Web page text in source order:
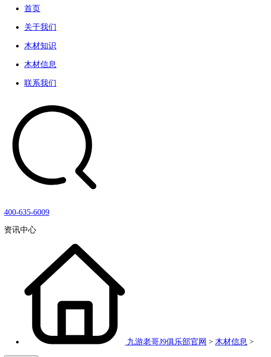
首页
关于我们
木材知识
木材信息
联系我们
400-635-6009
资讯中心
九游老哥J9俱乐部官网 > 木材信息 >